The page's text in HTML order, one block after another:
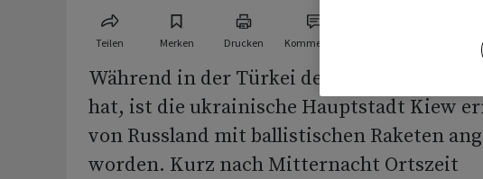
Teilen Merken Drucken Kommentare
Während in der Türkei der Nato-Gipfel
hat, ist die ukrainische Hauptstadt Kiew
von Russland mit ballistischen Raketen
worden. Kurz nach Mitternacht Ortszeit